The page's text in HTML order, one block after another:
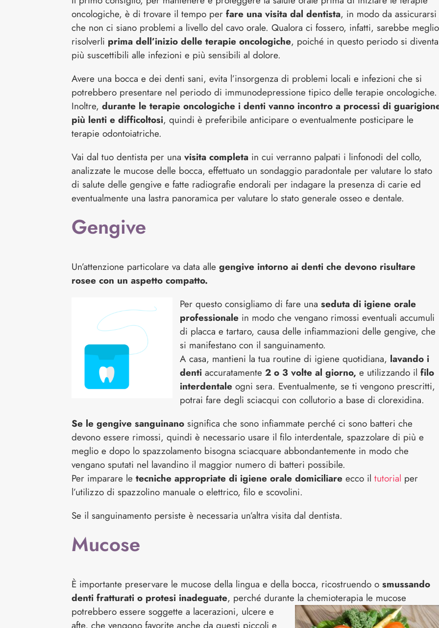
oncologiche, è di trovare il tempo perfare una visita dal dentista, in modo da assicurarsi
che non ci siano problemi a livello del cavo orale. Qualora ci fossero, infatti, sarebbe meglio
risolverli prima dell’inizio delle terapie oncologiche, poiché in questo periodo si diventa
più suscettibili alle infezioni e più sensibili al dolore.
Avere una bocca e dei denti sani, evita l’insorgenza di problemi locali e infezioni che si
potrebbero presentare nel periodo di immunodepressione tipico delle terapie oncologiche.
Inoltre, durante le terapie oncologiche i denti vanno incontro a processi di
più lenti e difficoltosi, quindi è preferibile anticipare o eventualmente posticipare le
terapie odontoiatriche.
Vai dal tuo dentista per una visita completain cui verranno palpati i linfonodi del collo,
analizzate le mucose delle bocca, effettuato un sondaggio paradontale per valutare lo stato
di salute delle gengive e fatte radiografie endorali per indagare la presenza di carie ed
eventualmente una lastra panoramica per valutare lo stato generale osseo e dentale.
Gengive
Un’attenzione particolare va data alle gengive intorno ai denti che devono risultare
rosee con un aspetto compatto.
Per questo consigliamo di fare una seduta di igiene orale
professionalein modo che vengano rimossi eventuali accumuli
di placca e tartaro, causa delle infiammazioni delle gengive, che
si manifestano con il sanguinamento.
A casa, mantieni la tua routine di igiene quotidiana, lavando i
dentiaccuratamente 2 o 3 volte al giorno, e utilizzando il filo
interdentaleogni sera. Eventualmente, se ti vengono prescritti,
potrai fare degli sciacqui con collutorio a base di clorexidina.
Se le gengive sanguinanosignifica che sono infiammate perché ci sono batteri che
devono essere rimossi, quindi è necessario usare il filo interdentale, spazzolare di più e
meglio e dopo lo spazzolamento bisogna sciacquare abbondantemente in modo che
vengano sputati nel lavandino il maggior numero di batteri possibile.
Per imparare le tecniche appropriate di igiene orale domiciliareecco il tutorial per
l’utilizzo di spazzolino manuale o elettrico, filo e scovolini.
Se il sanguinamento persiste è necessaria un’altra visita dal dentista.
Mucose
È importante preservare le mucose della lingua e della bocca, ricostruendo o smussando
denti fratturati o protesi inadeguate, perché durante la chemioterapia le mucose
potrebbero essere soggette a lacerazioni, ulcere e